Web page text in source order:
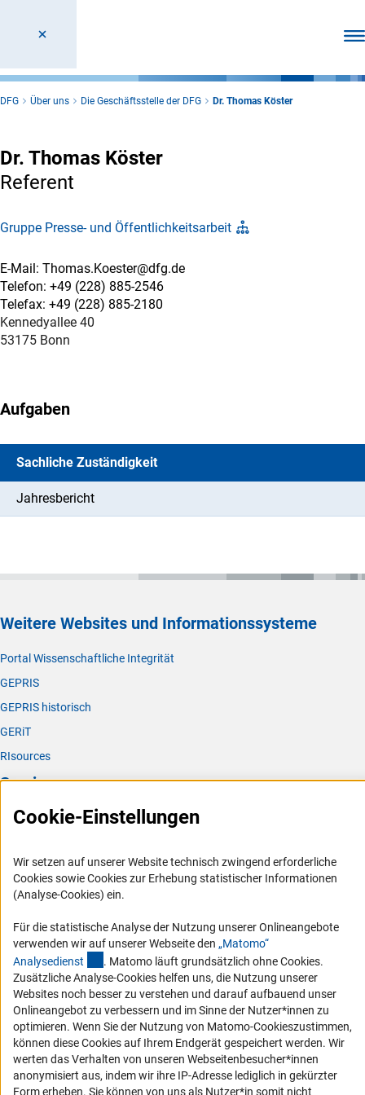
DFG Über uns Die Geschäftsstelle der DFG Dr. Thomas Köster
Dr. Thomas Köster
Referent
Gruppe Presse- und Öffentlichkeitsarbeit
E-Mail: Thomas.Koester@dfg.de
Telefon: +49 (228) 885-2546
Telefax: +49 (228) 885-2180
Kennedyallee 40
53175 Bonn
Aufgaben
Sachliche Zuständigkeit
Jahresbericht
Weitere Websites und Informationssysteme
Portal Wissenschaftliche Integrität
GEPRIS
GEPRIS historisch
GERiT
RIsources
Service
Presse
Karriere
Logo und Corporate Design
Compliance
Vergabeverfahren
Barrierefreiheit
Service und Informationen für Menschen mit Behinderungen
Erklärung zur Barrierefreiheit
Barriere melden
Cookie-Einstellungen
Wir setzen auf unserer Website technisch zwingend erforderliche
Cookies sowie Cookies zur Erhebung statistischer Informationen
(Analyse-Cookies) ein.
Für die statistische Analyse der Nutzung unserer Onlineangebote
verwenden wir auf unserer Webseite den „Matomo“
Analysedienst (externer Link)
. Matomo läuft grundsätzlich ohne Cookies.
Zusätzliche Analyse-Cookies helfen uns, die Nutzung unserer
Websites noch besser zu verstehen und darauf aufbauend unser
Onlineangebot zu verbessern und im Sinne der Nutzer*innen zu
optimieren. Wenn Sie der Nutzung von Matomo-Cookieszustimmen,
können diese Cookies auf Ihrem Endgerät gespeichert werden. Wir
werten das Verhalten von unseren Webseitenbesucher*innen
anonymisiert aus, indem wir ihre IP-Adresse lediglich in gekürzter
Form erheben. Sie können von uns als Nutzer*in somit nicht